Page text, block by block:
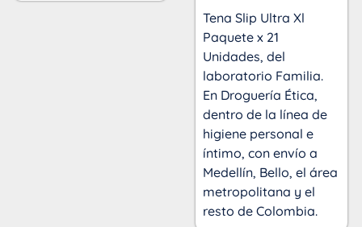
Tena Slip Ultra Xl
Paquete x 21
Unidades, del
laboratorio Familia.
En Droguería Ética,
dentro de la línea de
higiene personal e
íntimo, con envío a
Medellín, Bello, el área
metropolitana y el
resto de Colombia.